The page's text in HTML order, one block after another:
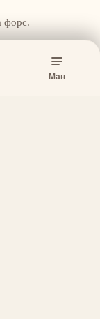
Ман
форс.